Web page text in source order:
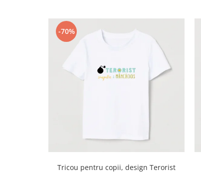
-70%
Tricou pentru copii, design Terorist